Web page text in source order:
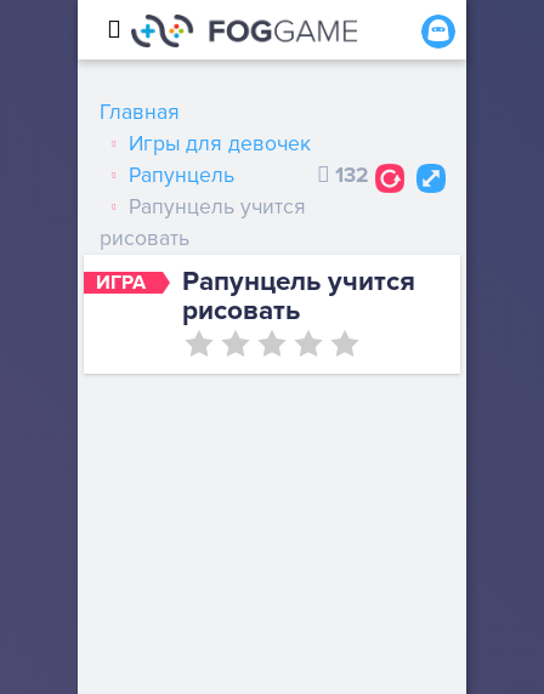
ИГРА
Рапунцель учится
рисовать
Главная
Игры для девочек
Рапунцель
Рапунцель учится
рисовать
132